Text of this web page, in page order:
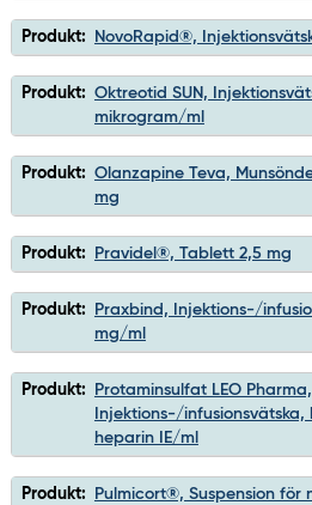
Produkt: NovoRapid®,
Produkt: Oktreotid SUN,
mikrogram/ml
Produkt: Olanzapine Teva,
mg
Produkt: Pravidel®, Tablett 2,5 mg
Produkt:
Praxbind, Injektions-/
mg/ml
Produkt:
Protaminsulfat LEO Pharma,
Injektions-/
heparin IE/ml
Produkt:
Pulmicort®, Suspension för